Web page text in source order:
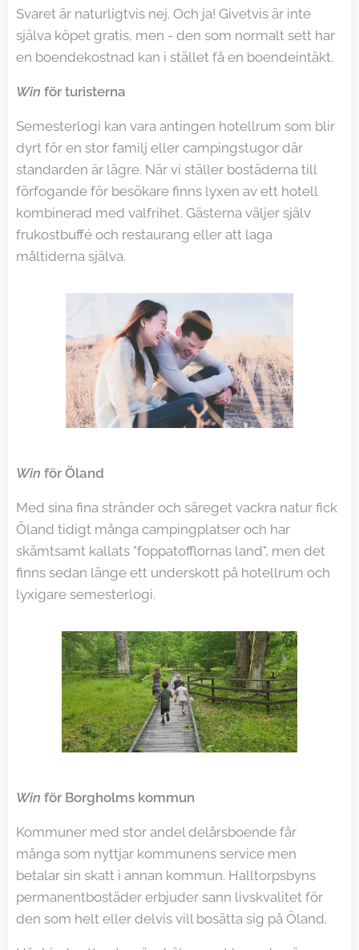
Svaret är naturligtvis nej. Och ja! Givetvis är inte
själva köpet gratis, men - den som normalt sett har
en boendekostnad kan i stället få en boendeintäkt.
Win för turisterna
Semesterlogi kan vara antingen hotellrum som blir
dyrt för en stor familj eller campingstugor där
standarden är lägre. När vi ställer bostäderna till
förfogande för besökare finns lyxen av ett hotell
kombinerad med valfrihet. Gästerna väljer själv
frukostbuffé och restaurang eller att laga
måltiderna själva.
Win för Öland
Med sina fina stränder och säreget vackra natur fick
Öland tidigt många campingplatser och har
skämtsamt kallats "foppatofflornas land", men det
finns sedan länge ett underskott på hotellrum och
lyxigare semesterlogi.
Win för Borgholms kommun
Kommuner med stor andel delårsboende får
många som nyttjar kommunens service men
betalar sin skatt i annan kommun. Halltorpsbyns
permanentbostäder erbjuder sann livskvalitet för
den som helt eller delvis vill bosätta sig på Öland.